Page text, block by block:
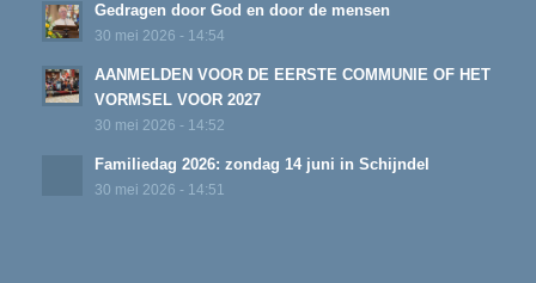
Gedragen door God en door de mensen
30 mei 2026 - 14:54
AANMELDEN VOOR DE EERSTE COMMUNIE OF HET
VORMSEL VOOR 2027
30 mei 2026 - 14:52
Familiedag 2026: zondag 14 juni in Schijndel
30 mei 2026 - 14:51